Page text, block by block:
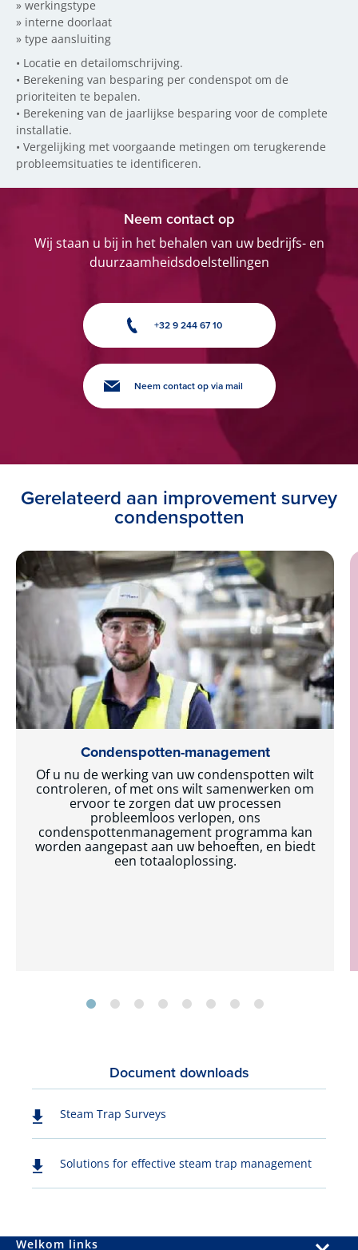
» werkingstype
» interne doorlaat
» type aansluiting
• Locatie en detailomschrijving.
• Berekening van besparing per condenspot om de
prioriteiten te bepalen.
• Berekening van de jaarlijkse besparing voor de complete
installatie.
• Vergelijking met voorgaande metingen om terugkerende
probleemsituaties te identificeren.
Neem contact op
Wij staan u bij in het behalen van uw bedrijfs- en
duurzaamheidsdoelstellingen
+32 9 244 67 10
Neem contact op via mail
Gerelateerd aan improvement survey
condenspotten
Condenspotten-management
Of u nu de werking van uw condenspotten wilt
controleren, of met ons wilt samenwerken om
ervoor te zorgen dat uw processen
probleemloos verlopen, ons
condenspottenmanagement programma kan
worden aangepast aan uw behoeften, en biedt
een totaaloplossing.
Document downloads
Steam Trap Surveys
Solutions for effective steam trap management
Welkom links